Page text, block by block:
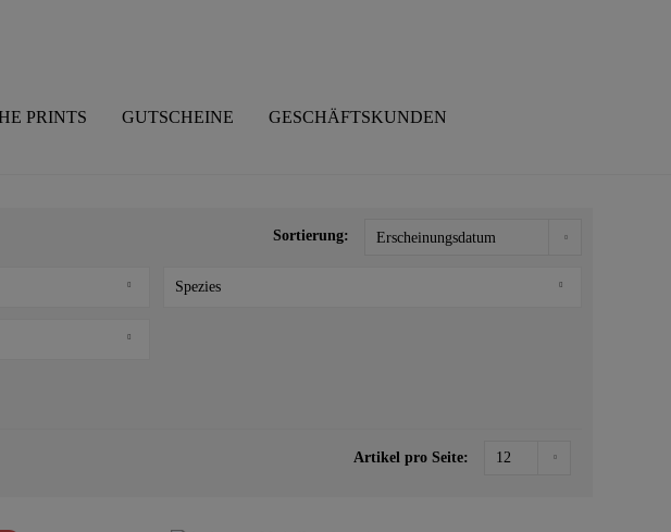
PRINTS GUTSCHEINE GESCHÄFTSKUNDEN
Sortierung:
Spezies
Artikel pro Seite: